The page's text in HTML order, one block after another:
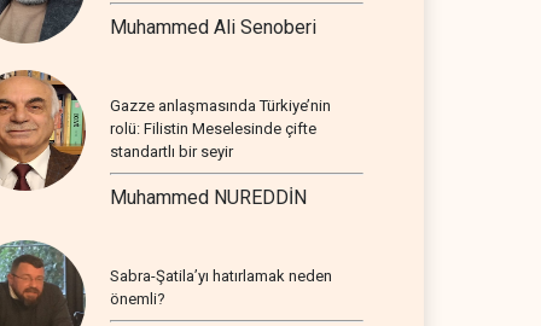
Muhammed Ali Senoberi
Gazze anlaşmasında Türkiye’nin
rolü: Filistin Meselesinde çifte
standartlı bir seyir
Muhammed NUREDDİN
Sabra-Şatila’yı hatırlamak neden
önemli?